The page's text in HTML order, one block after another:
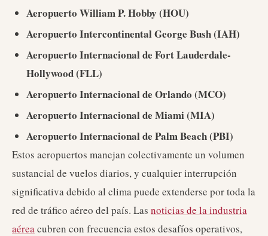
Aeropuerto William P. Hobby (HOU)
Aeropuerto Intercontinental George Bush (IAH)
Aeropuerto Internacional de Fort Lauderdale-
Hollywood (FLL)
Aeropuerto Internacional de Orlando (MCO)
Aeropuerto Internacional de Miami (MIA)
Aeropuerto Internacional de Palm Beach (PBI)
Estos aeropuertos manejan colectivamente un volumen
sustancial de vuelos diarios, y cualquier interrupción
significativa debido al clima puede extenderse por toda la
red de tráfico aéreo del país. Las noticias de la industria
aéreacubren con frecuencia estos desafíos operativos,